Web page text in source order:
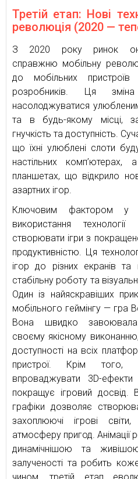
Третій етап: Нові
революція (2020 —
З 2020 року ринок
справжню мобільну
до мобільних
розробників. Ця
насолоджуватися
та в будь-якому місці,
гнучкість та доступність.
що їхні улюблені слоти
настільних
планшетах, що відкрило
азартних ігор.
Ключовим фактором у
використання
створювати ігри з
продуктивністю. Ця
ігор до різних екранів та
стабільну роботу та
Один із найяскравіших
мобільного геймінгу — гра
Вона швидко завоювала
своєму якісному
доступності на всіх
пристрої. Крім того,
впроваджувати 3D-
покращує ігровий досвід.
графіки дозволяє
захоплюючі ігрові
атмосферу пригод.
динамічнішою та
залученості та робить
чином, третій етап